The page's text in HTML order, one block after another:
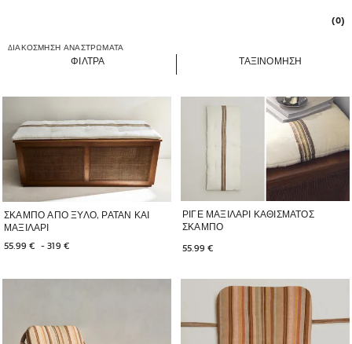
(0)
ΔΙΑΚΟΣΜΗΣΗ ΑΝΑΣΤΡΩΜΑΤΑ
ΦΊΛΤΡΑ ΤΑΞΙΝΟΜΗΣΗ
ΣΚΑΜΠΟ ΑΠΟ ΞΥΛΟ, ΡΑΤΑΝ ΚΑΙ
ΜΑΞΙΛΑΡΙ
55.99 € - 319 €
ΡΙΓΕ ΜΑΞΙΛΑΡΙ ΚΑΘΙΣΜΑΤΟΣ
ΣΚΑΜΠΟ
55.99 €
Η εικόνα άλλαξε σε 1 από 6